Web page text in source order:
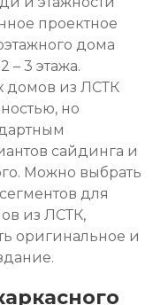
проектное
дома
– 3 этажа.
домов из ЛСТК
но
сайдинга и
Можно выбрать
для
из ЛСТК,
оригинальное и